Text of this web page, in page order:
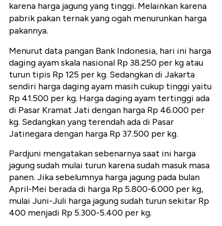
karena harga jagung yang tinggi. Melainkan karena
pabrik pakan ternak yang ogah menurunkan harga
pakannya.
Menurut data pangan Bank Indonesia, hari ini harga
daging ayam skala nasional Rp 38.250 per kg atau
turun tipis Rp 125 per kg. Sedangkan di Jakarta
sendiri harga daging ayam masih cukup tinggi yaitu
Rp 41.500 per kg. Harga daging ayam tertinggi ada
di Pasar Kramat Jati dengan harga Rp 46.000 per
kg. Sedangkan yang terendah ada di Pasar
Jatinegara dengan harga Rp 37.500 per kg.
Pardjuni mengatakan sebenarnya saat ini harga
jagung sudah mulai turun karena sudah masuk masa
panen. Jika sebelumnya harga jagung pada bulan
April-Mei berada di harga Rp 5.800-6.000 per kg,
mulai Juni-Juli harga jagung sudah turun sekitar Rp
400 menjadi Rp 5.300-5.400 per kg.